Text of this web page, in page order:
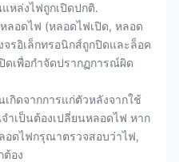
หล่งไฟถูกเปิดปกติ.
ลอดไฟ (หลอดไฟเปิด, หลอด
รอิเล็กทรอนิกส์ถูกปิดและล็อค
เพื่อกําจัดปรากฏการณ์ผิด
กิดจากการแก่ตัวหลังจากใช้
เป็นต้องเปลี่ยนหลอดไฟ หาก
อดไฟกรุณาตรวจสอบว่าไฟ,
อง